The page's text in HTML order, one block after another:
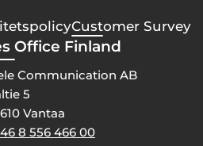
Customer Survey
Office Finland
Communication AB
5
Vantaa
8 556 466 00